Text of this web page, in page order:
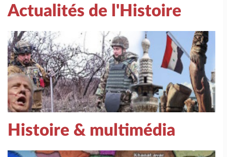
Actualités de l'Histoire
Histoire & multimédia